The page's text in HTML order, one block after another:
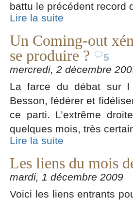
battu le précédent record
Lire la suite
Un Coming-out
se produire ?
5
mercredi, 2 décembre
La farce du débat sur l
Besson, fédérer et
ce parti. L’extrême
quelques mois, très
Lire la suite
Les liens du mois
mardi, 1 décembre 2009
Voici les liens entrants